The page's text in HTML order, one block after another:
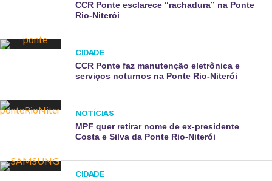
CCR Ponte esclarece “rachadura” na Ponte
Rio-Niterói
CIDADE
CCR Ponte faz manutenção eletrônica e
serviços noturnos na Ponte Rio-Niterói
NOTÍCIAS
MPF quer retirar nome de ex-presidente
Costa e Silva da Ponte Rio-Niterói
CIDADE